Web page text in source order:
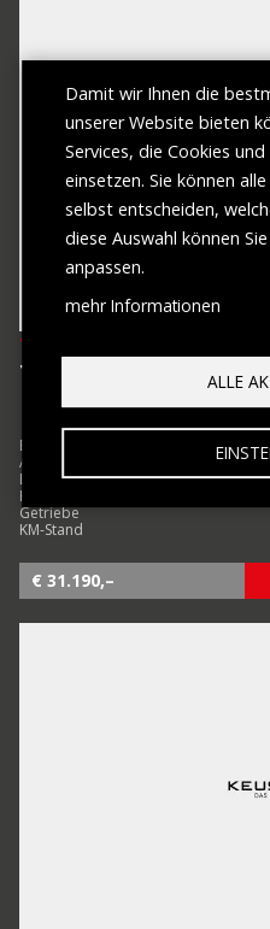
TOYOTA
TOYOTA COROLLA
Erstzulassung
Antrieb
Leistung
Hubraum
Getriebe
KM-Stand
€ 31.190,–
Damit wir Ihnen die
unserer Website bieten
Services, die Cookies
einsetzen. Sie können
selbst entscheiden,
diese Auswahl können
anpassen.
mehr Informationen
ALLE